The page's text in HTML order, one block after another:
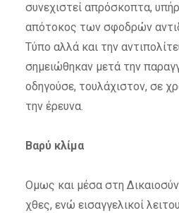
συνεχιστεί απρόσκοπτα,
απότοκος των σφοδρών
Τύπο αλλά και την
σημειώθηκαν μετά την
οδηγούσε, τουλάχιστον, σε
την έρευνα.
Βαρύ κλίμα
Ομως και μέσα στη
χθες, ενώ εισαγγελικοί